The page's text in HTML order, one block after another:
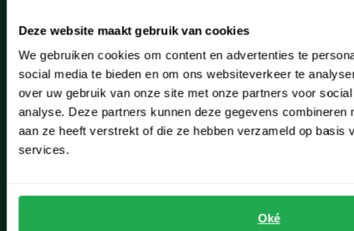
Deze website maakt gebruik van cookies
We gebruiken cookies om content en advertenties te
social media te bieden en om ons websiteverkeer te
over uw gebruik van onze site met onze partners voor
analyse. Deze partners kunnen deze gegevens combineren
aan ze heeft verstrekt of die ze hebben verzameld op basis
services.
Oké
Actievoorwaarden
Artikelonderhoud
Onze winkels